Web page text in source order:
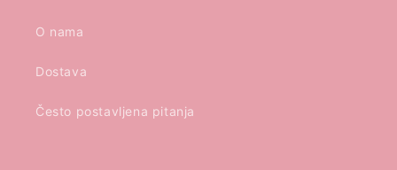
O nama
Dostava
Često postavljena pitanja